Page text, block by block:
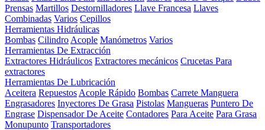
Prensas Martillos Destornilladores Llave Francesa Llaves
Combinadas Varios Cepillos
Herramientas Hidráulicas
Bombas Cilindro Acople Manómetros Varios
Herramientas De Extracción
Extractores Hidráulicos Extractores mecánicos Crucetas Para
extractores
Herramientas De Lubricación
Aceitera Repuestos Acople Rápido Bombas Carrete Manguera
Engrasadores Inyectores De Grasa Pistolas Mangueras Puntero De
Engrase Dispensador De Aceite Contadores Para Aceite Para Grasa
Monupunto Transportadores